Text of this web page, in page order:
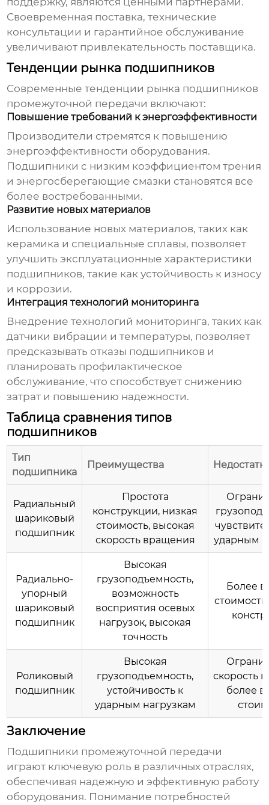
Своевременная поставка, технические
консультации и гарантийное обслуживание
увеличивают привлекательность поставщика.
Тенденции рынка подшипников
Современные тенденции рынка подшипников
промежуточной передачи включают:
Повышение требований к энергоэффективности
Производители стремятся к повышению
энергоэффективности оборудования.
Подшипники с низким коэффициентом трения
и энергосберегающие смазки становятся все
более востребованными.
Развитие новых материалов
Использование новых материалов, таких как
керамика и специальные сплавы, позволяет
улучшить эксплуатационные характеристики
подшипников, такие как устойчивость к износу
и коррозии.
Интеграция технологий мониторинга
Внедрение технологий мониторинга, таких как
датчики вибрации и температуры, позволяет
предсказывать отказы подшипников и
планировать профилактическое
обслуживание, что способствует снижению
затрат и повышению надежности.
Таблица сравнения типов
подшипников
Тип
подшипника
Преимущества
Радиальный
шариковый
подшипник
Простота
конструкции, низкая
стоимость, высокая
скорость вращения
ударным
Радиально-
упорный
шариковый
подшипник
Высокая
грузоподъемность,
возможность
восприятия осевых
нагрузок, высокая
точность
Более
Роликовый
подшипник
Высокая
грузоподъемность,
устойчивость к
ударным нагрузкам
скорость
более
Заключение
Подшипники промежуточной передачи
играют ключевую роль в различных отраслях,
обеспечивая надежную и эффективную работу
оборудования. Понимание потребностей